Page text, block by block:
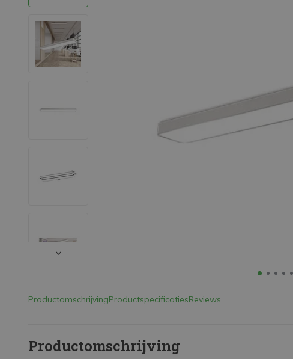
Decoratieve verlichting
LED Buitenverlichting
LED Noodverlichting
ProductomschrijvingProductspecificatiesReviews
Productomschrijving